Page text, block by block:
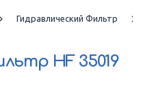
Гидравлический Фильтр
HF 35019